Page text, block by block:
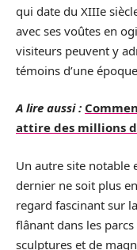
qui date du XIIIe
avec ses voûtes en
visiteurs peuvent y
témoins d’une
A lire aussi :
attire des millions
Un autre site notable
dernier ne soit plus
regard fascinant sur
flânant dans les
sculptures et de